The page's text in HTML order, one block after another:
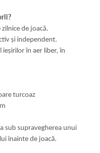
de joacă.
și independent.
în aer liber, în
turcoaz
sub supravegherea unui
înainte de joacă.